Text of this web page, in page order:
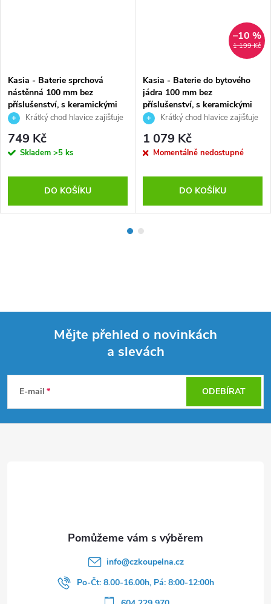
Kasia - Baterie sprchová
nástěnná 100 mm bez
příslušenství, s keramickými
vršky CBS601A03
Krátký chod hlavice zajišťuje
plné otevření pootočením o 90°
749 Kč
Skladem >5 ks
DO KOŠÍKU
1 199 Kč
–10 %
Kasia - Baterie do bytového
jádra 100 mm bez
příslušenství, s keramickými
vršky (CBS602A03)
Krátký chod hlavice zajišťuje
plné otevření pootočením o 90°
1 079 Kč
Momentálně nedostupné
DO KOŠÍKU
p
Mějte přehled o novinkách
a slevách
E-mail ODEBÍRAT
info@czkoupelna.cz
Po-Čt: 8.00-16.00h, Pá: 8:00-12:00h